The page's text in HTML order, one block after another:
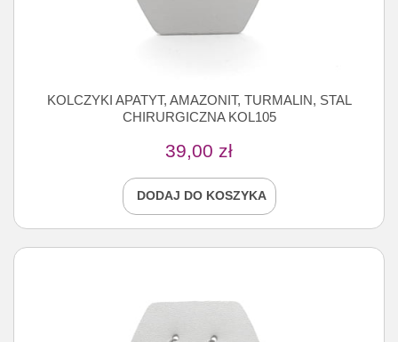
KOLCZYKI APATYT, AMAZONIT, TURMALIN, STAL
CHIRURGICZNA KOL105
39,00 zł
DODAJ DO KOSZYKA